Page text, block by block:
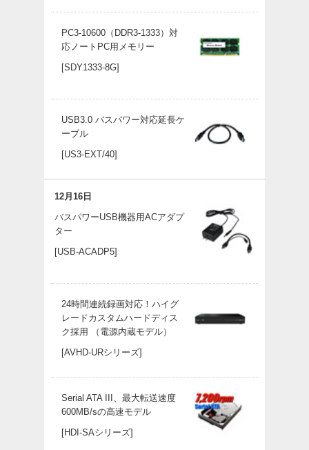
PC3-10600（DDR3-1333）対
応ノートPC用メモリー
[SDY1333-8G]
USB3.0 バスパワー対応延長ケ
ーブル
[US3-EXT/40]
12月16日
バスパワーUSB機器用ACアダプ
ター
[USB-ACADP5]
24時間連続録画対応！ハイグ
レードカスタムハードディス
ク採用 （電源内蔵モデル）
[AVHD-URシリーズ]
Serial ATA III、最大転送速度
600MB/sの高速モデル
[HDI-SAシリーズ]